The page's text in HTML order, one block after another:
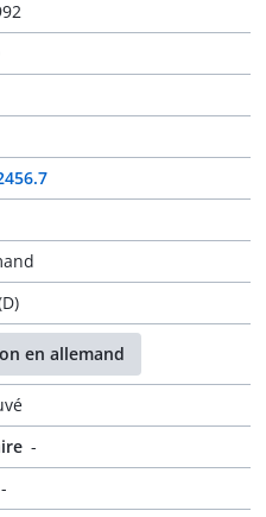
en allemand
-
-